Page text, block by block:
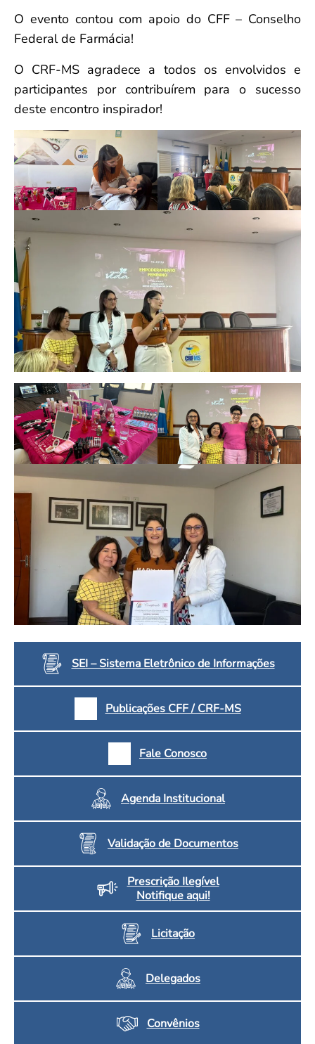
O evento contou com apoio do CFF – Conselho
Federal de Farmácia!
O CRF-MS agradece a todos os envolvidos e
participantes por contribuírem para o sucesso
deste encontro inspirador!
SEI – Sistema Eletrônico de Informações
Publicações CFF / CRF-MS
Fale Conosco
Agenda Institucional
Validação de Documentos
Prescrição Ilegível
Notifique aqui!
Licitação
Delegados
Convênios